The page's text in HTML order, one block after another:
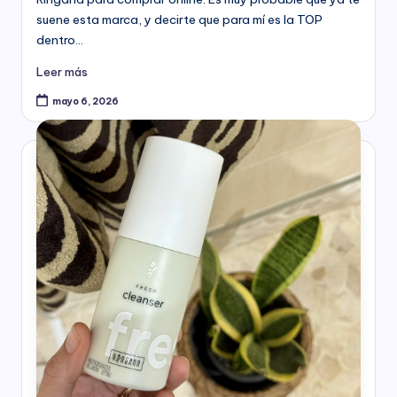
suene esta marca, y decirte que para mí es la TOP
dentro…
Leer más
mayo 6, 2026